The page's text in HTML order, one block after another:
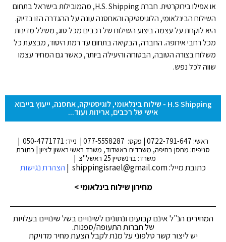
או אפילו בירוקרטית. חברת H.S. Shipping, מהמובילות בישראל בתחום
השילוח הבינלאומי, הלוגיסטיקה והאחסנה עונה על ההגדרה הזו בדיוק.
היא לוקחת על עצמה ביצוע השילוח של רכבים מכל סוג, משלל מדינות
מכל רחבי אירופה. החברה, הבקיאה בתחום עד רמת היסוד, מבצעת כל
משלוח בצורה הטובה, הבטוחה והיעילה ביותר, כאשר גם המחיר עצמו
שווה לכל נפש.
H.S Shipping - שילוח בינלאומי, לוגיסטיקה, אחסנה, ייעוץ בייבוא
אישי של רכבים, אריזות ועוד...
ראשי: 0722-791-647 | פקס: 077-5558287 | נייד: 050-4771771 |
סניפים: מחסן בחיפה, משרדים באשדוד, משרד ראשי ראשון לציון | כתובת
משרד: ברנשטיין 25 ראשל"צ |
כתובת מייל: shippingisrael@gmail.com |
הצהרת נגישות
מחירון שילוח בינלאומי >
המחירים הנ"ל אינם קבועים ונתונים לשינויים בשל שינויים בעלויות
של חברות התעופה/ספנות.
יש ליצור קשר טלפוני על מנת לקבל הצעת מחיר מדויקת